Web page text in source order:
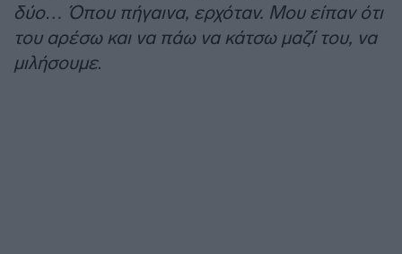
δύο… Όπου πήγαινα, ερχόταν. Μου είπαν ότι
του αρέσω και να πάω να κάτσω μαζί του, να
μιλήσουμε.